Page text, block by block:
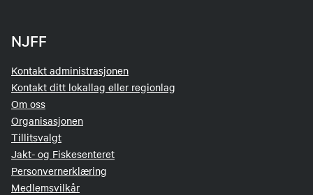
NJFF
Kontakt administrasjonen
Kontakt ditt lokallag eller regionlag
Om oss
Organisasjonen
Tillitsvalgt
Jakt- og Fiskesenteret
Personvernerklæring
Medlemsvilkår